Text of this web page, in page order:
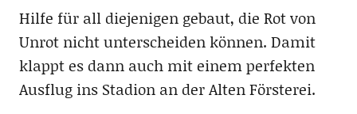
Hilfe für all diejenigen gebaut, die Rot von
Unrot nicht unterscheiden können. Damit
klappt es dann auch mit einem perfekten
Ausflug ins Stadion an der Alten Försterei.